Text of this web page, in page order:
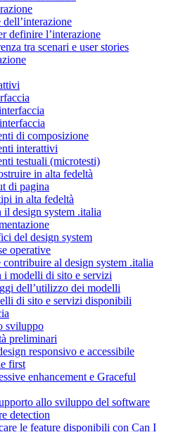
definire l’interazione
tra scenari e user stories
di composizione
interattivi
testuali (microtesti)
in alta fedeltà
di pagina
in alta fedeltà
il design system .italia
del design system
operative
al design system .italia
i modelli di sito e servizi
dell’utilizzo dei modelli
di sito e servizi disponibili
sviluppo
preliminari
responsivo e accessibile
first
enhancement e Graceful
allo sviluppo del software
detection
le feature disponibili con Can I